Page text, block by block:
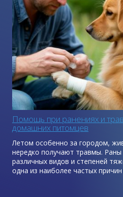
Помощь при ранениях и
домашних питомцев
Летом особенно за городом,
нередко получают травмы. Раны
различных видов и степеней
одна из наиболее частых причин